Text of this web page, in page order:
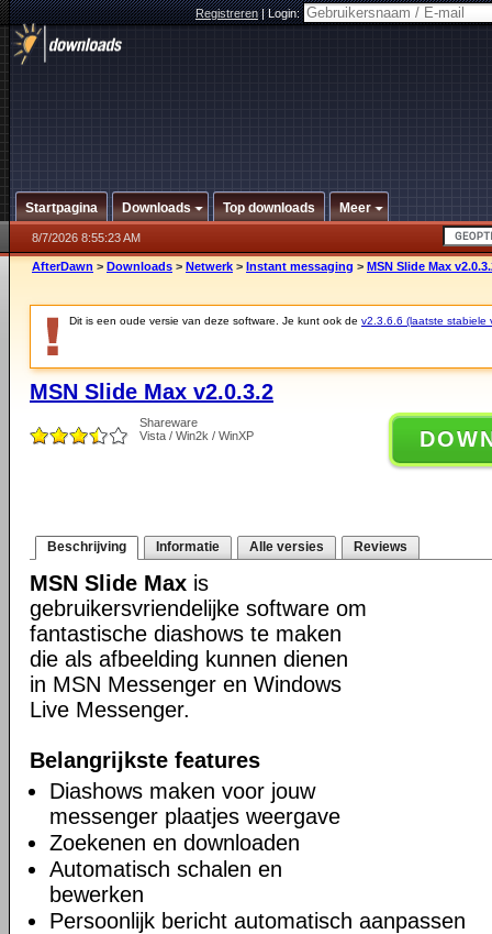
Registreren|Login:
Startpagina Downloads Top downloads Meer
8/7/2026 8:55:23 AM
AfterDawn > Downloads > Netwerk > Instant messaging > MSN Slide Max
Dit is een oude versie van deze software. Je kunt ook de v2.3.6.6 (laatste stabiele
MSN Slide Max v2.0.3.2
Shareware
Vista / Win2k / WinXP
Beschrijving Informatie Alle versies Reviews
MSN Slide Max is
gebruikersvriendelijke software om
fantastische diashows te maken
die als afbeelding kunnen dienen
in MSN Messenger en Windows
Live Messenger.
Belangrijkste features
Diashows maken voor jouw
messenger plaatjes weergave
Zoekenen en downloaden
Automatisch schalen en
bewerken
Persoonlijk bericht automatisch aanpassen